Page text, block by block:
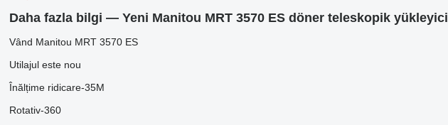
Daha fazla bilgi — Yeni Manitou MRT 3570 ES döner teleskopik yükleyici
Vând Manitou MRT 3570 ES
Utilajul este nou
Înălțime ridicare-35M
Rotativ-360